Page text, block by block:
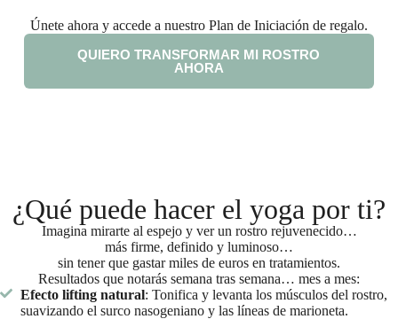
Únete ahora y accede a nuestro Plan de Iniciación de regalo.
QUIERO TRANSFORMAR MI ROSTRO
AHORA
¿Qué puede hacer el yoga por ti?
Imagina mirarte al espejo y ver un rostro rejuvenecido…
más firme, definido y luminoso…
sin tener que gastar miles de euros en tratamientos.
Resultados que notarás semana tras semana… mes a mes:
Efecto lifting natural: Tonifica y levanta los músculos del rostro,
suavizando el surco nasogeniano y las líneas de marioneta.